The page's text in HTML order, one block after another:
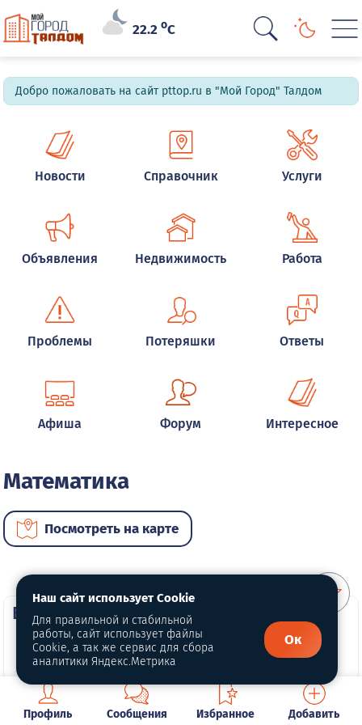
22.2oC
Добро пожаловать на сайт pttop.ru в "Мой Город" Талдом
Новости Справочник Услуги
Объявления Недвижимость Работа
Проблемы Потеряшки Ответы
Афиша Форум Интересное
Математика
Посмотреть на карте
ВИП услуги
Профиль Сообщения Избранное Добавить
Наш сайт использует Cookie
Для правильной и стабильной
работы, сайт использует файлы
Cookie, а так же сервис для сбора
аналитики Яндекс.Метрика
Ок